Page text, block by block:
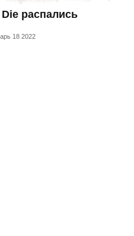
распались
18 2022